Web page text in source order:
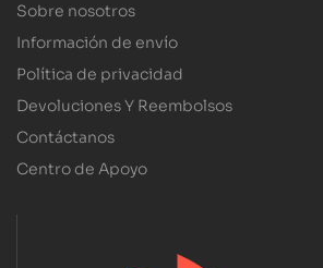
Sobre nosotros
Información de envío
Política de privacidad
Devoluciones Y Reembolsos
Contáctanos
Centro de Apoyo